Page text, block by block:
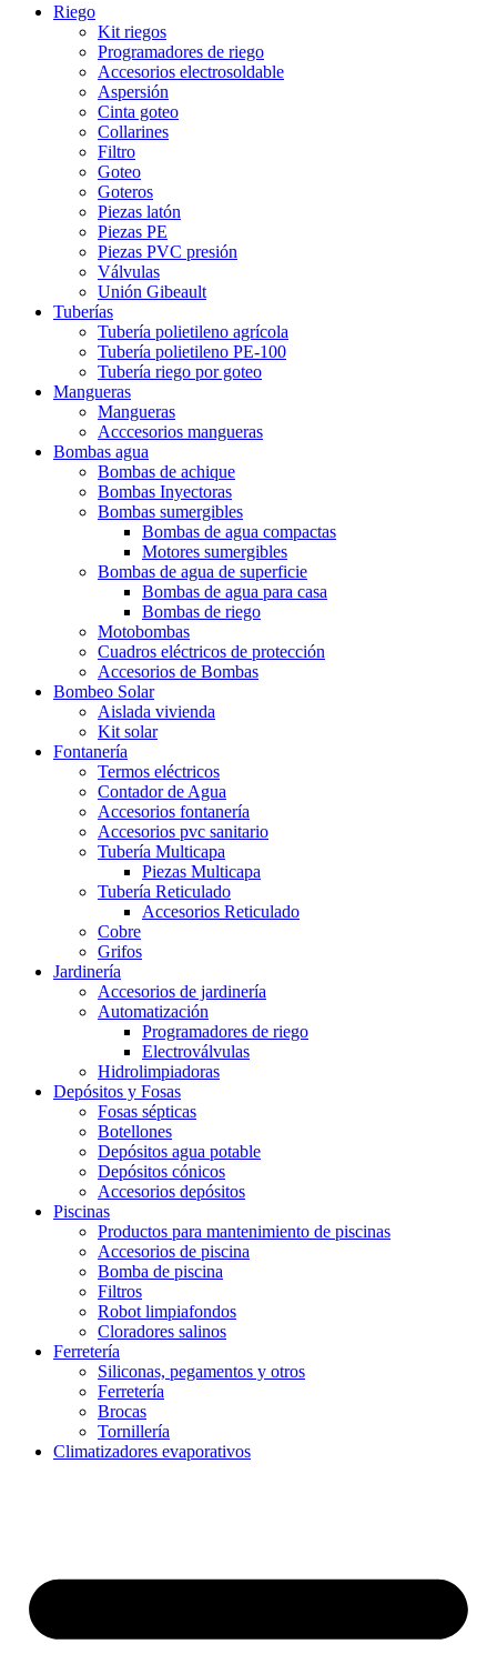
Riego
Kit riegos
Programadores de riego
Accesorios electrosoldable
Aspersión
Cinta goteo
Collarines
Filtro
Goteo
Goteros
Piezas latón
Piezas PE
Piezas PVC presión
Válvulas
Unión Gibeault
Tuberías
Tubería polietileno agrícola
Tubería polietileno PE-100
Tubería riego por goteo
Mangueras
Mangueras
Acccesorios mangueras
Bombas agua
Bombas de achique
Bombas Inyectoras
Bombas sumergibles
Bombas de agua compactas
Motores sumergibles
Bombas de agua de superficie
Bombas de agua para casa
Bombas de riego
Motobombas
Cuadros eléctricos de protección
Accesorios de Bombas
Bombeo Solar
Aislada vivienda
Kit solar
Fontanería
Termos eléctricos
Contador de Agua
Accesorios fontanería
Accesorios pvc sanitario
Tubería Multicapa
Piezas Multicapa
Tubería Reticulado
Accesorios Reticulado
Cobre
Grifos
Jardinería
Accesorios de jardinería
Automatización
Programadores de riego
Electroválvulas
Hidrolimpiadoras
Depósitos y Fosas
Fosas sépticas
Botellones
Depósitos agua potable
Depósitos cónicos
Accesorios depósitos
Piscinas
Productos para mantenimiento de piscinas
Accesorios de piscina
Bomba de piscina
Filtros
Robot limpiafondos
Cloradores salinos
Ferretería
Siliconas, pegamentos y otros
Ferretería
Brocas
Tornillería
Climatizadores evaporativos